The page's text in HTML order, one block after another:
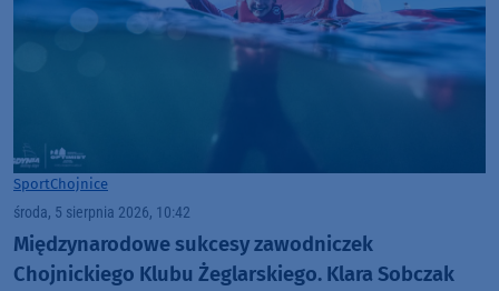
SportChojnice
środa, 5 sierpnia 2026, 10:42
Międzynarodowe sukcesy zawodniczek
Chojnickiego Klubu Żeglarskiego. Klara Sobczak